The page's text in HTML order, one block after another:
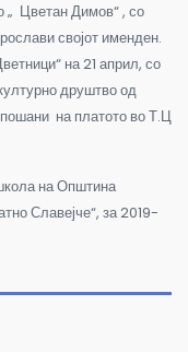
„ Цветан Димов“ , со
својот именден.
на 21 април, со
друштво од
на платото во Т.Ц
на Општина
Славејче“, за 2019-